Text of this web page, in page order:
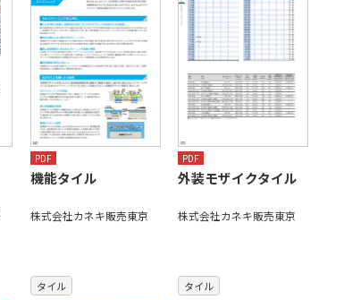
PDF
機能タイル
株式会社カネキ販売東京
PDF
外装モザイクタイル
株式会社カネキ販売東京
タイル タイル